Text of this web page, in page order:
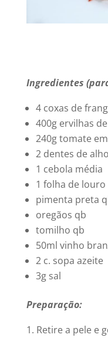
Ingredientes
4 coxas de
400g ervilhas
240g tomate
2 dentes de alho
1 cebola média
1 folha de louro
pimenta preta
oregãos qb
tomilho qb
50ml vinho
2 c. sopa azeite
3g sal
Preparação:
Retire a pele e